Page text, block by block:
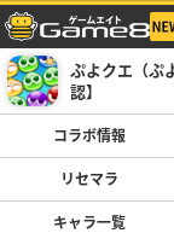
ぷよクエ（ぷ
認】
コラボ情報
リセマラ
キャラ一覧